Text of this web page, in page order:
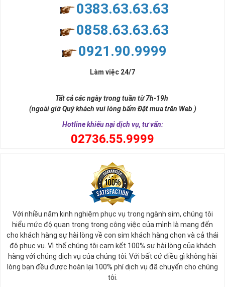
0383.63.63.63
0858.63.63.63
0921.90.9999
Làm việc 24/7
Tất cả các ngày trong tuần từ 7h-19h
(ngoài giờ Quý khách vui lòng bấm Đặt mua trên Web )
Hotline khiếu nại dịch vụ, tư vấn:
02736.55.9999
Với nhiều năm kinh nghiệm phục vụ trong ngành sim, chúng tôi
hiểu mức độ quan trọng trong công việc của mình là mang đến
cho khách hàng sự hài lòng về con sim khách hàng chọn và cả thái
độ phục vụ. Vì thế chúng tôi cam kết 100% sự hài lòng của khách
hàng với chúng dịch vụ của chúng tôi. Với bất cứ điều gì không hài
lòng bạn đều được hoàn lại 100% phí dịch vụ đã chuyển cho chúng
tôi.